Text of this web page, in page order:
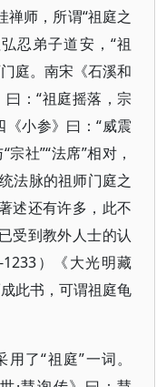
禅师，所谓“祖庭之
忍弟子道安，“祖
庭。南宋《石溪和
曰：“祖庭摇落，宗
小参》曰：“威震
社”“法席”相对，
法脉的祖师门庭之
述还有许多，此不
受到教外人士的认
）《大光明藏
此书，可谓祖庭龟
了“祖庭”一词。